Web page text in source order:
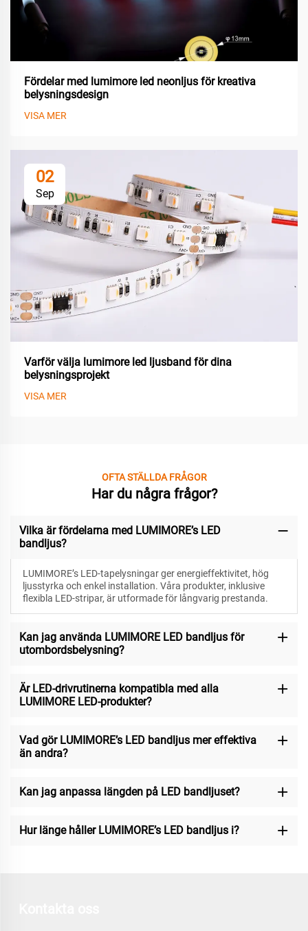
Fördelar med lumimore led neonljus för kreativa
belysningsdesign
VISA MER
02
Sep
Varför välja lumimore led ljusband för dina
belysningsprojekt
VISA MER
OFTA STÄLLDA FRÅGOR
Har du några frågor?
Vilka är fördelarna med LUMIMORE’s LED
bandljus?
LUMIMORE’s LED-tapelysningar ger energieffektivitet, hög
ljusstyrka och enkel installation. Våra produkter, inklusive
flexibla LED-stripar, är utformade för långvarig prestanda.
Kan jag använda LUMIMORE LED bandljus för
utombordsbelysning?
Är LED-drivrutinerna kompatibla med alla
LUMIMORE LED-produkter?
Vad gör LUMIMORE’s LED bandljus mer effektiva
än andra?
Kan jag anpassa längden på LED bandljuset?
Hur länge håller LUMIMORE’s LED bandljus i?